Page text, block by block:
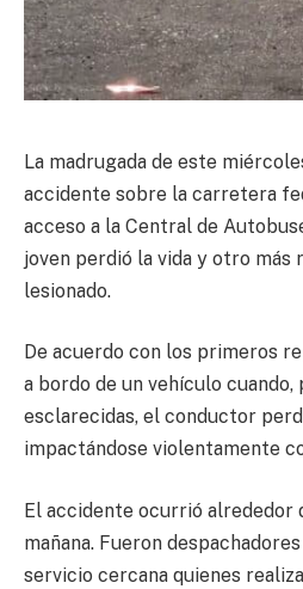
La madrugada de este
accidente sobre la carretera
acceso a la Central de
joven perdió la vida y otro más
lesionado.
De acuerdo con los primeros
a bordo de un vehículo cuando,
esclarecidas, el conductor
impactándose violentamente
El accidente ocurrió alrededor
mañana. Fueron
servicio cercana quienes